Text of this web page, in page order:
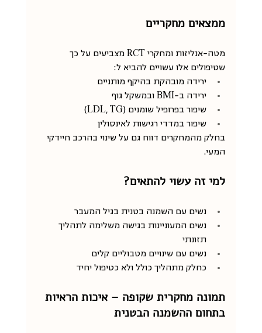
ממצאים מחקריים
מטה-אנליזות ומחקרי RCT מצביעים על כך
שטיפולים אלו עשויים להביא ל:
ירידה מובהקת בהיקף מותניים
ירידה ב-BMI ובמשקל גוף
שיפור בפרופיל שומנים (LDL, TG)
שיפור במדדי רגישות לאינסולין
בחלק מהמחקרים דווח גם על שינוי בהרכב חיידקי
המעי.
למי זה עשוי להתאים?
נשים עם השמנה בטנית בגיל המעבר
נשים המעוניינות בגישה משלימה לתהליך
תזונתי
נשים עם שינויים מטבוליים קלים
כחלק מתהליך כולל ולא כטיפול יחיד
תמונה מחקרית שקופה – איכות הראיות
בתחום ההשמנה הבטנית